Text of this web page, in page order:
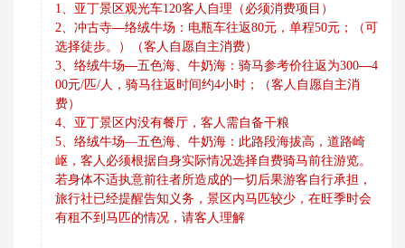
1、亚丁景区观光车120客人自理 （必须消费项目）
2、冲古寺—络绒牛场：电瓶车往返80元，单程50元；（可
选择徒步。）（客人自愿自主消费）
3、络绒牛场—五色海、牛奶海：骑马参考价往返为300—4
00元/匹/人，骑马往返时间约4小时；（客人自愿自主消
费）
4、 亚丁景区内没有餐厅，客人需自备干粮
5、络绒牛场—五色海、牛奶海：此路段海拔高，道路崎
岖，客人必须根据自身实际情况选择自费骑马前往游览。
若身体不适执意前往者所造成的一切后果游客自行承担，
旅行社已经提醒告知义务，景区内马匹较少，在旺季时会
有租不到马匹的情况，请客人理解